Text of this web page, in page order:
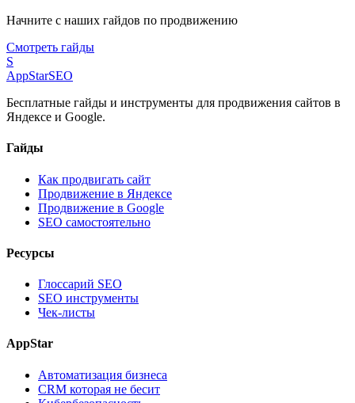
Начните с наших гайдов по продвижению
Смотреть гайды
S
AppStarSEO
Бесплатные гайды и инструменты для продвижения сайтов в
Яндексе и Google.
Гайды
Как продвигать сайт
Продвижение в Яндексе
Продвижение в Google
SEO самостоятельно
Ресурсы
Глоссарий SEO
SEO инструменты
Чек-листы
AppStar
Автоматизация бизнеса
CRM которая не бесит